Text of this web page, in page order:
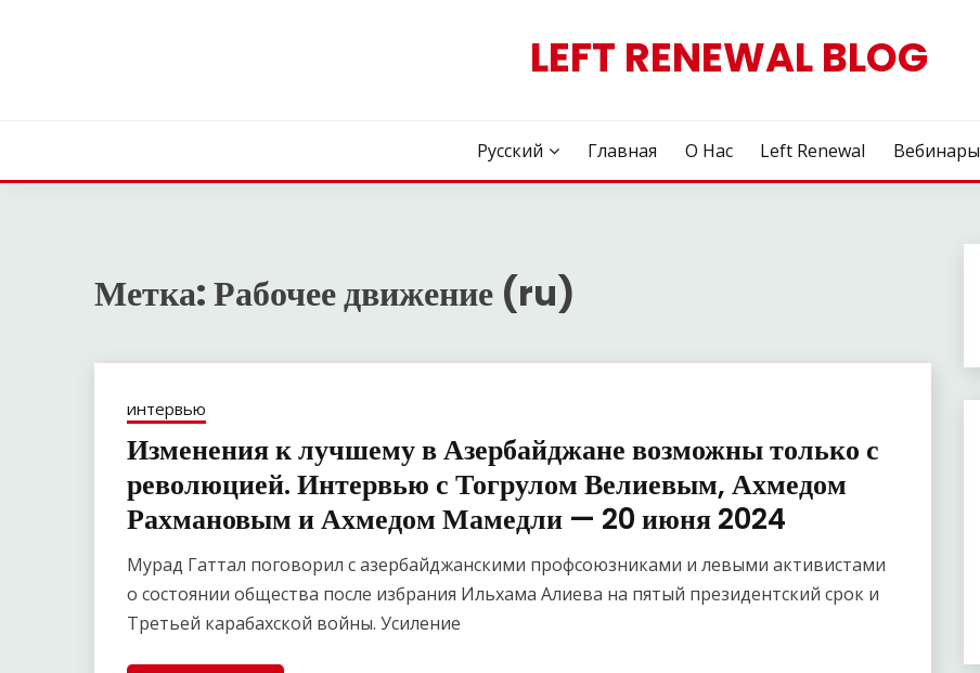
LEFT RENEWAL BLOG
Русский Главная О Нас Left Renewal Вебинары
Метка:Рабочее движение (ru)
интервью
Изменения к лучшему в Азербайджане возможны только с
революцией. Интервью с Тогрулом Велиевым, Ахмедом
Рахмановым и Ахмедом Мамедли — 20 июня 2024
Мурад Гаттал поговорил с азербайджанскими профсоюзниками и левыми активистами
о состоянии общества после избрания Ильхама Алиева на пятый президентский срок и
Третьей карабахской войны. Усиление